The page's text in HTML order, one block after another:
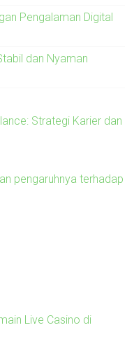
Pengalaman Digital
dan Nyaman
Strategi Karier dan
pengaruhnya terhadap
Live Casino di